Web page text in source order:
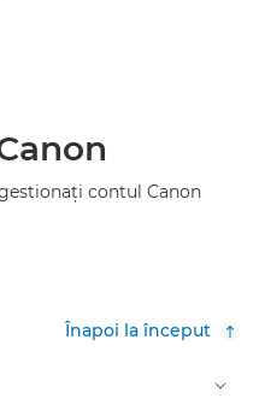
contul Canon
Înapoi la început